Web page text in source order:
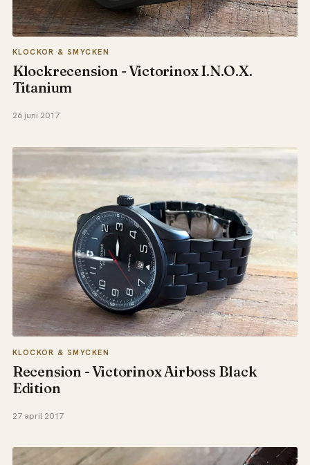
KLOCKOR & SMYCKEN
Klockrecension - Victorinox I.N.O.X.
Titanium
26 juni 2017
KLOCKOR & SMYCKEN
Recension - Victorinox Airboss Black
Edition
27 april 2017